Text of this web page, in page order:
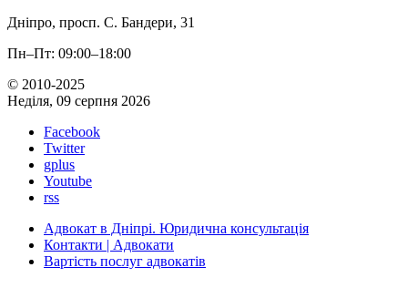
Дніпро, просп. С. Бандери, 31
Пн–Пт: 09:00–18:00
© 2010-2025
Неділя, 09 серпня 2026
Facebook
Twitter
gplus
Youtube
rss
Адвокат в Дніпрі. Юридична консультація
Контакти | Адвокати
Вартість послуг адвокатів